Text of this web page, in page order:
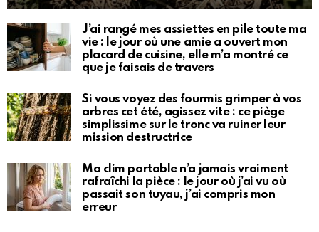
J’ai rangé mes assiettes en pile toute ma
vie : le jour où une amie a ouvert mon
placard de cuisine, elle m’a montré ce
que je faisais de travers
Si vous voyez des fourmis grimper à vos
arbres cet été, agissez vite : ce piège
simplissime sur le tronc va ruiner leur
mission destructrice
Ma clim portable n’a jamais vraiment
rafraîchi la pièce : le jour où j’ai vu où
passait son tuyau, j’ai compris mon
erreur